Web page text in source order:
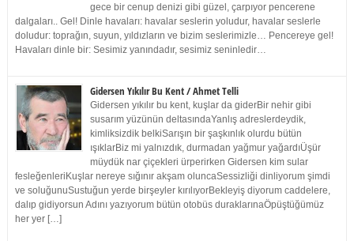
gece bir cenup denizi gibi güzel, çarpıyor pencerene
dalgaları.. Gel! Dinle havaları: havalar seslerin yoludur, havalar seslerle
doludur: toprağın, suyun, yıldızların ve bizim seslerimizle… Pencereye gel!
Havaları dinle bir: Sesimiz yanındadır, sesimiz seninledir…
Gidersen Yıkılır Bu Kent / Ahmet Telli
Gidersen yıkılır bu kent, kuşlar da giderBir nehir gibi
susarım yüzünün deltasındaYanlış adreslerdeydik,
kimliksizdik belkiSarışın bir şaşkınlık olurdu bütün
ışıklarBiz mi yalnızdık, durmadan yağmur yağardıÜşür
müydük nar çiçekleri ürperirken Gidersen kim sular
fesleğenleriKuşlar nereye sığınır akşam oluncaSessizliği dinliyorum şimdi
ve soluğunuSustuğun yerde birşeyler kırılıyorBekleyiş diyorum caddelere,
dalıp gidiyorsun Adını yazıyorum bütün otobüs duraklarınaÖpüştüğümüz
her yer […]